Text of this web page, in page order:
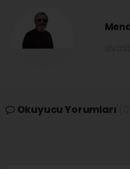
Okuyucu Yorumları